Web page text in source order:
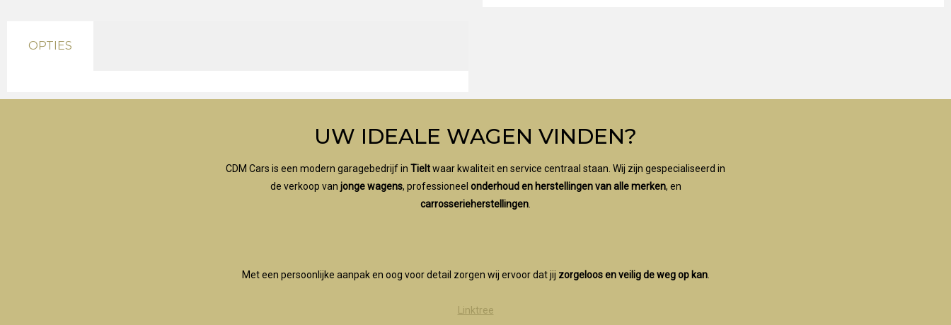
OPTIES
UW IDEALE WAGEN VINDEN?
CDM Cars is een modern garagebedrijf in Tieltwaar kwaliteit en service centraal staan. Wij zijn gespecialiseerd in
de verkoop van jonge wagens, professioneel onderhoud en herstellingen van alle merken, en
carrosserieherstellingen
Met een persoonlijke aanpak en oog voor detail zorgen wij ervoor dat jij zorgeloos en veilig de weg op kan.
Linktree